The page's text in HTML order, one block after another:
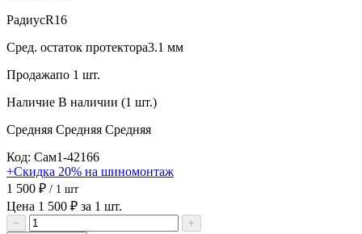
РадиусR16
Сред. остаток протектора3.1 мм
Продажапо 1 шт.
Наличие В наличии (1 шт.)
Средняя Средняя Средняя
Код: Сам1-42166
+Скидка 20% на шиномонтаж
1 500 ₽ / 1 шт
Цена 1 500 ₽ за 1 шт.
− +